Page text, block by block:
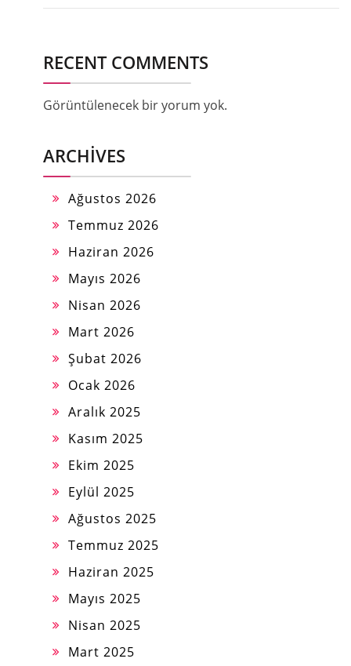
RECENT COMMENTS
Görüntülenecek bir yorum yok.
ARCHIVES
Ağustos 2026
Temmuz 2026
Haziran 2026
Mayıs 2026
Nisan 2026
Mart 2026
Şubat 2026
Ocak 2026
Aralık 2025
Kasım 2025
Ekim 2025
Eylül 2025
Ağustos 2025
Temmuz 2025
Haziran 2025
Mayıs 2025
Nisan 2025
Mart 2025